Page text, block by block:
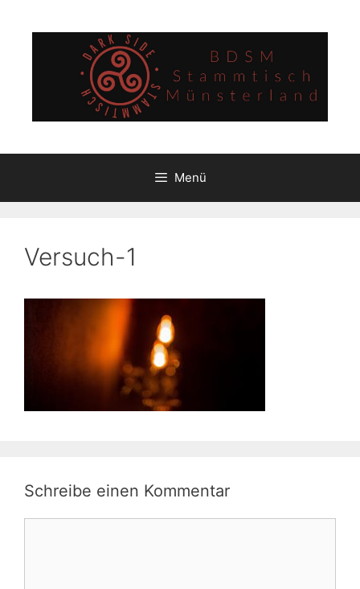
Inhalt
Menü
Versuch-1
Schreibe einen Kommentar